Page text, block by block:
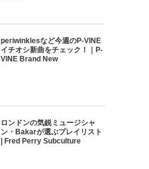
periwinklesなど今週のP-VINE
イチオシ新曲をチェック！｜P-
VINE Brand New
ロンドンの気鋭ミュージシャ
ン・Bakarが選ぶプレイリスト
| Fred Perry Subculture